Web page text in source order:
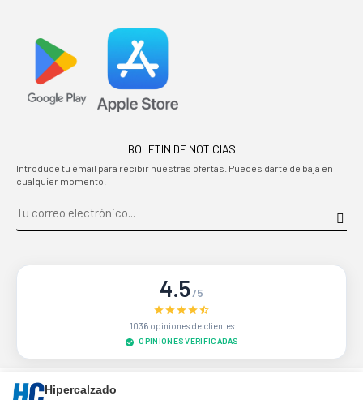
BOLETIN DE NOTICIAS
Introduce tu email para recibir nuestras ofertas. Puedes darte de baja en
cualquier momento.
4.5/5
1036 opiniones de clientes
OPINIONES VERIFICADAS
Sitio protegido por reCAPTCHA.
Hipercalzado